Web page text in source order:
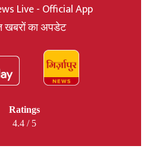
Live - Official App
खबरों का अपडेट
Ratings
4.4 / 5